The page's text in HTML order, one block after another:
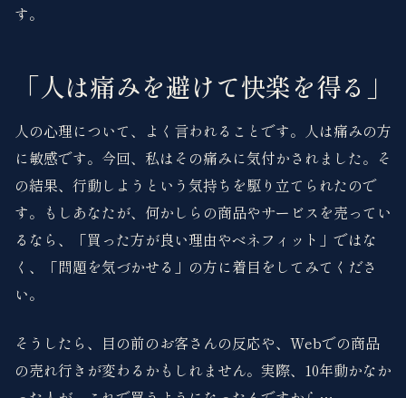
す。
「人は痛みを避けて快楽を得る」
人の心理について、よく言われることです。人は痛みの方
に敏感です。今回、私はその痛みに気付かされました。そ
の結果、行動しようという気持ちを駆り立てられたので
す。もしあなたが、何かしらの商品やサービスを売ってい
るなら、「買った方が良い理由やベネフィット」ではな
く、「問題を気づかせる」の方に着目をしてみてくださ
い。
そうしたら、目の前のお客さんの反応や、Webでの商品
の売れ行きが変わるかもしれません。実際、10年動かなか